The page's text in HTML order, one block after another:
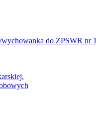
do ZPSWR nr 1